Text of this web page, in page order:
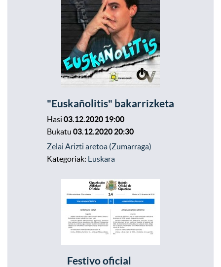
"Euskañolitis" bakarrizketa
Hasi 03.12.2020 19:00
Bukatu 03.12.2020 20:30
Zelai Arizti aretoa (Zumarraga)
Kategoriak: Euskara
Festivo oficial